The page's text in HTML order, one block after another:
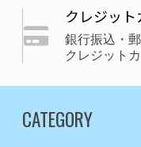
クレジッ
銀行振込・
クレジット
CATEGORY